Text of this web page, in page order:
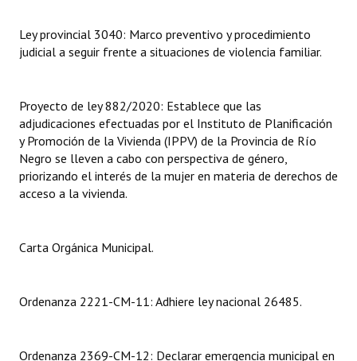
Informes de Unidad Coordinadora
Actas de Audiencias Públicas
NORMATIVA
Comunicaciones
Resoluciones
Ley provincial 3040: Marco preventivo y procedimiento
judicial a seguir frente a situaciones de violencia familiar.
Proyecto de ley 882/2020: Establece que las
adjudicaciones efectuadas por el Instituto de Planificación
y Promoción de la Vivienda (IPPV) de la Provincia de Río
Negro se lleven a cabo con perspectiva de género,
priorizando el interés de la mujer en materia de derechos de
acceso a la vivienda.
Carta Orgánica Municipal.
Ordenanza 2221-CM-11: Adhiere ley nacional 26485.
Ordenanza 2369-CM-12: Declarar emergencia municipal en